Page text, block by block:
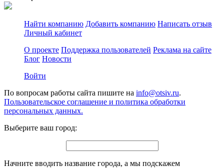
Найти компанию Добавить компанию Написать отзыв
Личный кабинет
О проекте Поддержка пользователей Реклама на сайте
Блог Новости
Войти
По вопросам работы сайта пишите на info@otsiv.ru.
Пользовательское соглашение и политика обработки
персональных данных.
Выберите ваш город:
Начните вводить название города, а мы подскажем